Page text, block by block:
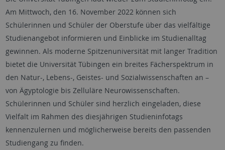
Am Mittwoch, den 16. November 2022 können sich
Schülerinnen und Schüler der Oberstufe über das vielfältige
Studienangebot informieren und Einblicke im Studienalltag
gewinnen. Als moderne Spitzenuniversität mit langer Tradition
bietet die Universität Tübingen ein breites Fächerspektrum in
den Natur-, Lebens-, Geistes- und Sozialwissenschaften an –
von Ägyptologie bis Zelluläre Neurowissenschaften.
Schülerinnen und Schüler sind herzlich eingeladen, diese
Vielfalt im Rahmen des diesjährigen Studieninfotags
kennenzulernen und möglicherweise bereits den passenden
Studiengang zu finden.